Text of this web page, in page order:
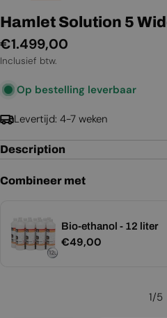
Hamlet Solution 5
Normale
prijs
€1.499,00
Inclusief btw.
Op bestelling leverbaar
Levertijd: 4-7 weken
Description
Combineer met
Bio-ethanol - 12 liter
Normale
€49,00
1/5